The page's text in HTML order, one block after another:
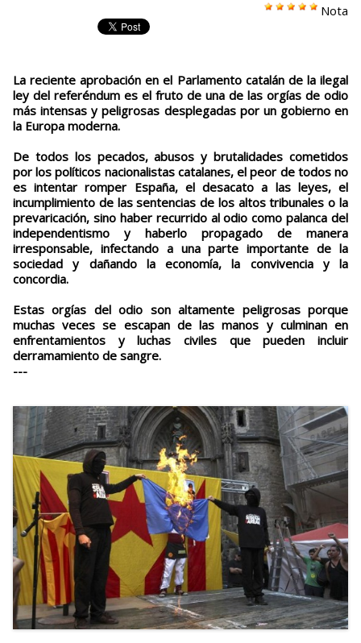
Nota
La reciente aprobación en el Parlamento catalán de la ilegal
ley del referéndum es el fruto de una de las orgías de odio
más intensas y peligrosas desplegadas por un gobierno en
la Europa moderna.
De todos los pecados, abusos y brutalidades cometidos
por los políticos nacionalistas catalanes, el peor de todos no
es intentar romper España, el desacato a las leyes, el
incumplimiento de las sentencias de los altos tribunales o la
prevaricación, sino haber recurrido al odio como palanca del
independentismo y haberlo propagado de manera
irresponsable, infectando a una parte importante de la
sociedad y dañando la economía, la convivencia y la
concordia.
Estas orgías del odio son altamente peligrosas porque
muchas veces se escapan de las manos y culminan en
enfrentamientos y luchas civiles que pueden incluir
derramamiento de sangre.
---